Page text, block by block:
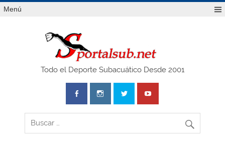
Saltar
alMenú
Todo el Deporte Subacuático Desde 2001